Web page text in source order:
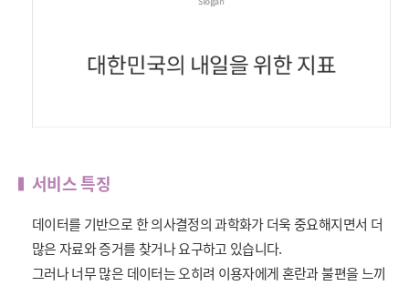
서비스 특징
데이터를 기반으로 한 의사결정의 과학화가 더욱 중요해지면서 더
많은 자료와 증거를 찾거나 요구하고 있습니다.
그러나 너무 많은 데이터는 오히려 이용자에게 혼란과 불편을 느끼